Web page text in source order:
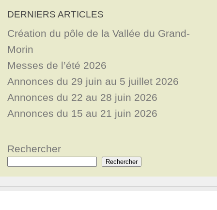
DERNIERS ARTICLES
Création du pôle de la Vallée du Grand-
Morin
Messes de l’été 2026
Annonces du 29 juin au 5 juillet 2026
Annonces du 22 au 28 juin 2026
Annonces du 15 au 21 juin 2026
Rechercher
Rechercher